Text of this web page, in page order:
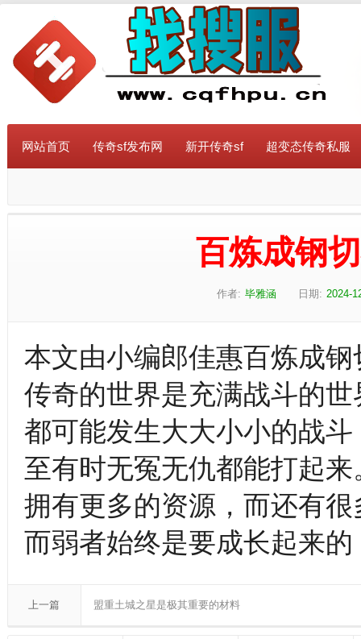
网站首页 传奇sf发布网 新开传奇sf 超变态传奇私服
百炼成钢
作者: 毕雅涵 日期: 2024-
本文由小编郎佳惠百炼成
传奇的世界是充满战斗的
都可能发生大大小小的战
至有时无冤无仇都能打起
拥有更多的资源，而还有
而弱者始终是要成长起来
上一篇 盟重土城之星是极其重要的材料